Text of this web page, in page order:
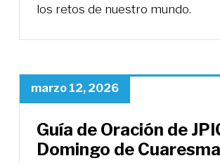
los retos de nuestro mundo.
marzo 12, 2026
Guía de Oración de
Domingo de